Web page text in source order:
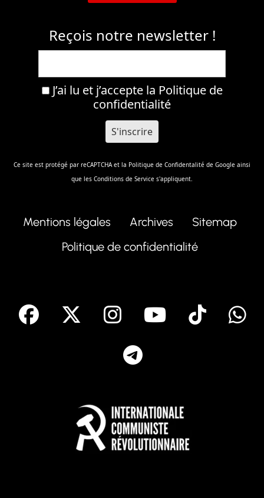
Reçois notre newsletter !
J’ai lu et j’accepte la Politique de
confidentialité
Ce site est protégé par reCAPTCHA et la Politique de Confidentalité de Google ainsi
que les Conditions de Service s'appliquent.
Mentions légales Archives
Sitemap
Politique de confidentialité
facebook Instagram
Youtube
Tik